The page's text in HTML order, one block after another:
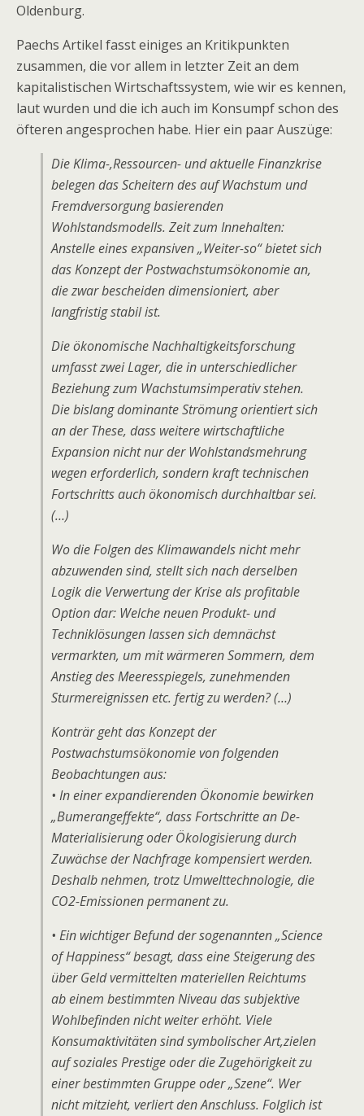
Oldenburg.
Paechs Artikel fasst einiges an Kritikpunkten
zusammen, die vor allem in letzter Zeit an dem
kapitalistischen Wirtschaftssystem, wie wir es kennen,
laut wurden und die ich auch im Konsumpf schon des
öfteren angesprochen habe. Hier ein paar Auszüge:
Die Klima-,Ressourcen- und aktuelle Finanzkrise
belegen das Scheitern des auf Wachstum und
Fremdversorgung basierenden
Wohlstandsmodells. Zeit zum Innehalten:
Anstelle eines expansiven „Weiter-so“ bietet sich
das Konzept der Postwachstumsökonomie an,
die zwar bescheiden dimensioniert, aber
langfristig stabil ist.
Die ökonomische Nachhaltigkeitsforschung
umfasst zwei Lager, die in unterschiedlicher
Beziehung zum Wachstumsimperativ stehen.
Die bislang dominante Strömung orientiert sich
an der These, dass weitere wirtschaftliche
Expansion nicht nur der Wohlstandsmehrung
wegen erforderlich, sondern kraft technischen
Fortschritts auch ökonomisch durchhaltbar sei.
(…)
Wo die Folgen des Klimawandels nicht mehr
abzuwenden sind, stellt sich nach derselben
Logik die Verwertung der Krise als profitable
Option dar: Welche neuen Produkt- und
Techniklösungen lassen sich demnächst
vermarkten, um mit wärmeren Sommern, dem
Anstieg des Meeresspiegels, zunehmenden
Sturmereignissen etc. fertig zu werden? (…)
Konträr geht das Konzept der
Postwachstumsökonomie von folgenden
Beobachtungen aus:
• In einer expandierenden Ökonomie bewirken
„Bumerangeffekte“, dass Fortschritte an De-
Materialisierung oder Ökologisierung durch
Zuwächse der Nachfrage kompensiert werden.
Deshalb nehmen, trotz Umwelttechnologie, die
CO2-Emissionen permanent zu.
• Ein wichtiger Befund der sogenannten „Science
of Happiness“ besagt, dass eine Steigerung des
über Geld vermittelten materiellen Reichtums
ab einem bestimmten Niveau das subjektive
Wohlbefinden nicht weiter erhöht. Viele
Konsumaktivitäten sind symbolischer Art,zielen
auf soziales Prestige oder die Zugehörigkeit zu
einer bestimmten Gruppe oder „Szene“. Wer
nicht mitzieht, verliert den Anschluss. Folglich ist